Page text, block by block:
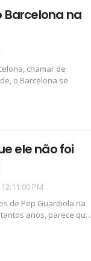
na
chamar de
o Barcelona se
ele não foi
PM
de Pep Guardiola na
anos, parece qu...